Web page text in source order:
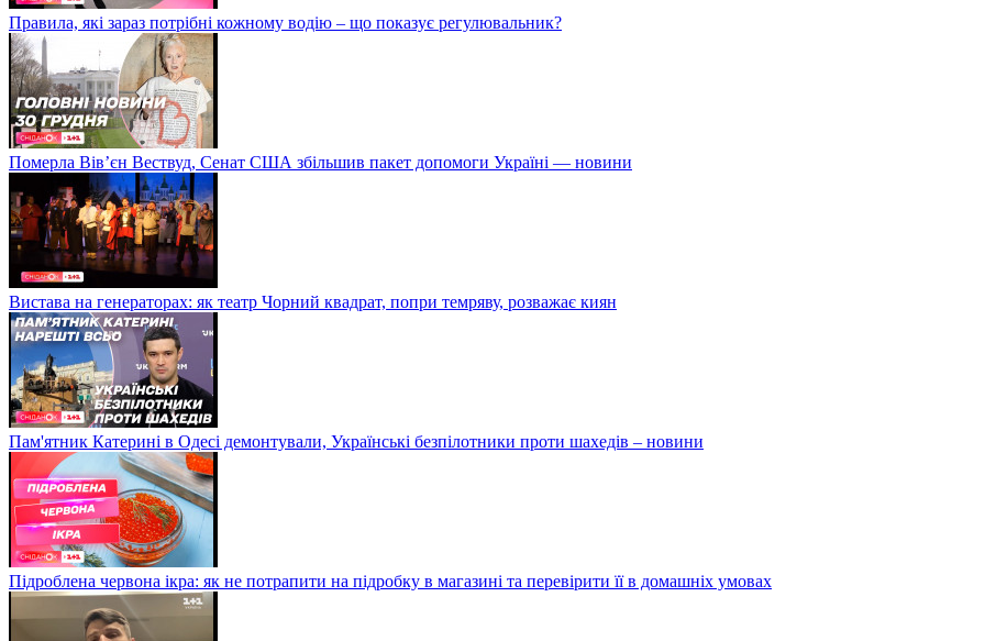
Правила, які зараз потрібні кожному водію – що показує регулювальник?
Померла Вівʼєн Вествуд, Сенат США збільшив пакет допомоги Україні — новини
Вистава на генераторах: як театр Чорний квадрат, попри темряву, розважає киян
Пам'ятник Катерині в Одесі демонтували, Українські безпілотники проти шахедів – новини
Підроблена червона ікра: як не потрапити на підробку в магазині та перевірити її в домашніх умовах